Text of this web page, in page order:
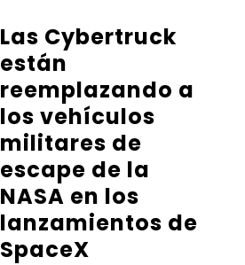
Las Cybertruck
están
reemplazando a
los vehículos
militares de
escape de la
NASA en los
lanzamientos de
SpaceX